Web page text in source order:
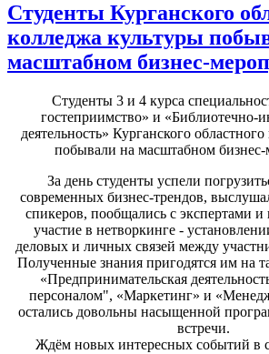
Студенты Курганского
колледжа культуры
масштабном бизнес-
Студенты 3 и 4 курса
гостеприимство» и «Библиотечно-
деятельность» Курганского
побывали на масштабном
За день студенты успели
современных бизнес-трендов,
спикеров, пообщались с экспертами
участие в нетворкинге -
деловых и личных связей между
Полученные знания пригодятся им на
«Предпринимательская
персоналом", «Маркетинг» и
остались довольны насыщенной
встречи.
Ждём новых интересных событий в